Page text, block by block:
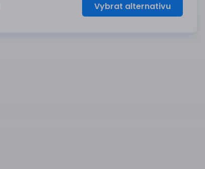
Vybrat alternativu